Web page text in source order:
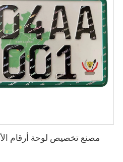
مصنع تخصيص لوحة أرقام